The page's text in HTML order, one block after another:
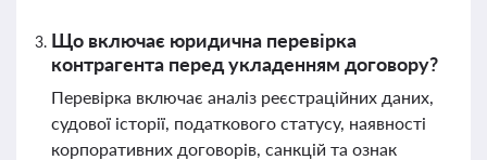
Що включає юридична перевірка
контрагента перед укладенням договору?
Перевірка включає аналіз реєстраційних даних,
судової історії, податкового статусу, наявності
корпоративних договорів, санкцій та ознак